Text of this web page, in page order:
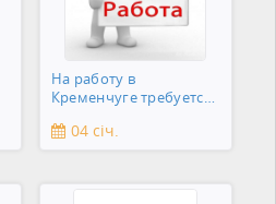
На работу в
Кременчуге требуется
04 січ.